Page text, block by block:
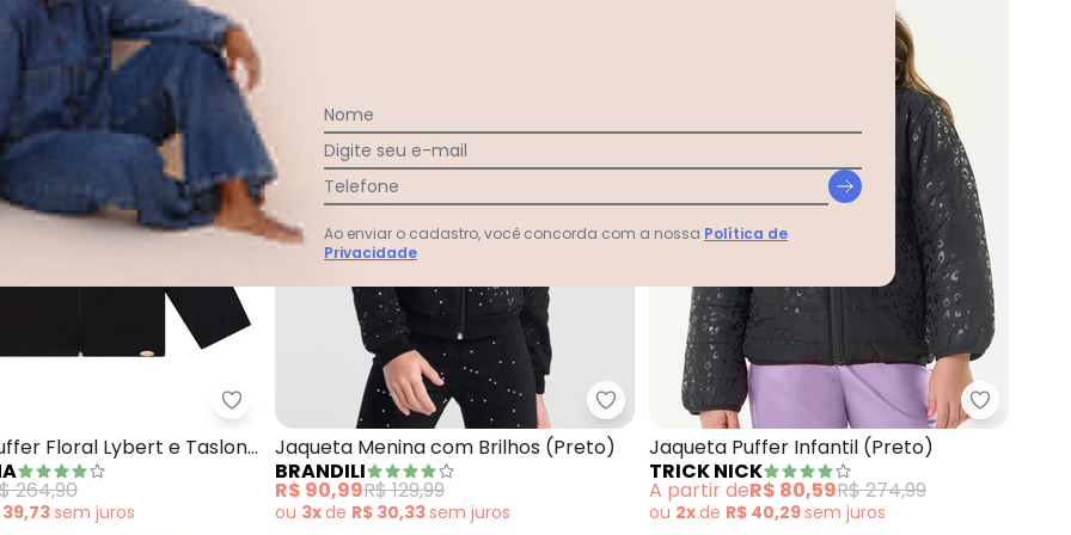
de Moletom Infantil Menina (Preto)Milli e Nina - Jaqueta Puffer Floral Lybert e Taslon (Preto)
Floral Lybert e Taslon
264,90
39,73sem juros
Brandili - Jaqueta Menina com Brilhos (Preto)
Jaqueta Menina com Brilhos (Preto)
BRANDILI
R$ 90,99R$ 129,99
ou 3xde R$ 30,33sem juros
Trick
Jaqueta Puffer Infantil (Preto)
TRICK NICK
A partir deR$ 80,59R$ 274,99
ou 2xde R$ 40,29sem juros
Nome
Digite seu e-mail
Telefone
Ao enviar o cadastro, você concorda com a nossa Política de
Privacidade